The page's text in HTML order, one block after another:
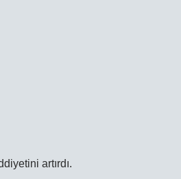
artırdı.